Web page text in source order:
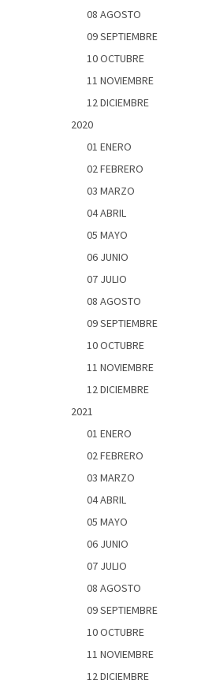
08 AGOSTO
09 SEPTIEMBRE
10 OCTUBRE
11 NOVIEMBRE
12 DICIEMBRE
2020
01 ENERO
02 FEBRERO
03 MARZO
04 ABRIL
05 MAYO
06 JUNIO
07 JULIO
08 AGOSTO
09 SEPTIEMBRE
10 OCTUBRE
11 NOVIEMBRE
12 DICIEMBRE
2021
01 ENERO
02 FEBRERO
03 MARZO
04 ABRIL
05 MAYO
06 JUNIO
07 JULIO
08 AGOSTO
09 SEPTIEMBRE
10 OCTUBRE
11 NOVIEMBRE
12 DICIEMBRE